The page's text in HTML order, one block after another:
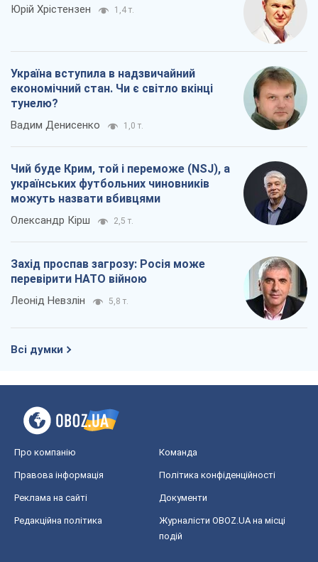
Юрій Хрістензен 1,4 т.
Україна вступила в надзвичайний
економічний стан. Чи є світло вкінці
тунелю?
Вадим Денисенко 1,0 т.
Чий буде Крим, той і переможе (NSJ), а
українських футбольних чиновників
можуть назвати вбивцями
Олександр Кірш 2,5 т.
Захід проспав загрозу: Росія може
перевірити НАТО війною
Леонід Невзлін 5,8 т.
Всі думки
Про компанію Команда
Правова інформація Політика конфіденційності
Реклама на сайті Документи
Редакційна політика
Журналісти OBOZ.UA на місці
подій